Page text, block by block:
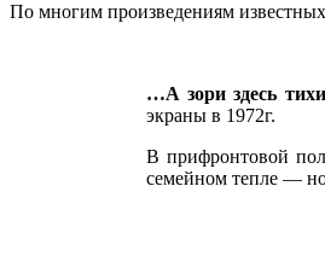
По многим произведениям
…А зори здесь
экраны в 1972г.
В прифронтовой
семейном тепле —